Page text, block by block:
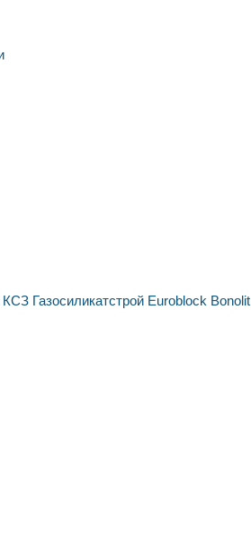
КСЗ Газосиликатстрой Euroblock Bonolit